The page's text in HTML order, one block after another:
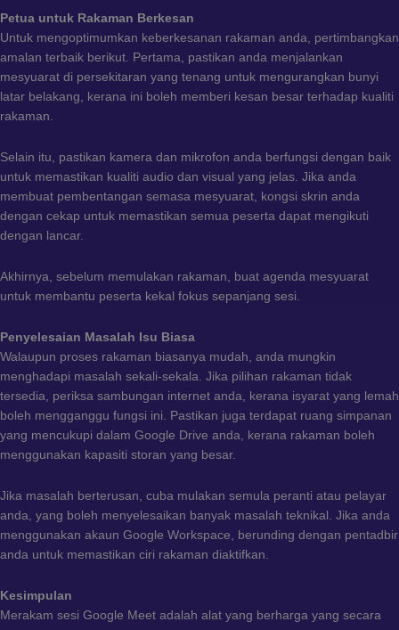
Petua untuk Rakaman Berkesan
Untuk mengoptimumkan keberkesanan rakaman anda, pertimbangkan
amalan terbaik berikut. Pertama, pastikan anda menjalankan
mesyuarat di persekitaran yang tenang untuk mengurangkan bunyi
latar belakang, kerana ini boleh memberi kesan besar terhadap kualiti
rakaman.
Selain itu, pastikan kamera dan mikrofon anda berfungsi dengan baik
untuk memastikan kualiti audio dan visual yang jelas. Jika anda
membuat pembentangan semasa mesyuarat, kongsi skrin anda
dengan cekap untuk memastikan semua peserta dapat mengikuti
dengan lancar.
Akhirnya, sebelum memulakan rakaman, buat agenda mesyuarat
untuk membantu peserta kekal fokus sepanjang sesi.
Penyelesaian Masalah Isu Biasa
Walaupun proses rakaman biasanya mudah, anda mungkin
menghadapi masalah sekali-sekala. Jika pilihan rakaman tidak
tersedia, periksa sambungan internet anda, kerana isyarat yang lemah
boleh mengganggu fungsi ini. Pastikan juga terdapat ruang simpanan
yang mencukupi dalam Google Drive anda, kerana rakaman boleh
menggunakan kapasiti storan yang besar.
Jika masalah berterusan, cuba mulakan semula peranti atau pelayar
anda, yang boleh menyelesaikan banyak masalah teknikal. Jika anda
menggunakan akaun Google Workspace, berunding dengan pentadbir
anda untuk memastikan ciri rakaman diaktifkan.
Kesimpulan
Merakam sesi Google Meet adalah alat yang berharga yang secara